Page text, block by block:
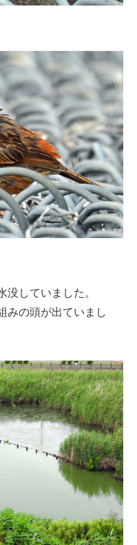
没していました。
みの頭が出ていまし